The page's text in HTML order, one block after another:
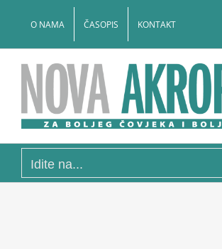
O NAMA ČASOPIS KONTAKT
Idite na...